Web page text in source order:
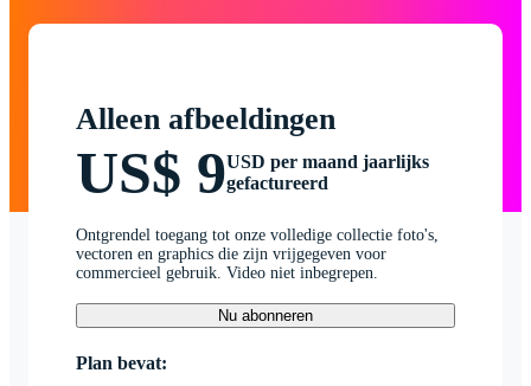
Alleen afbeeldingen
US$ 9USD per maand jaarlijks
gefactureerd
Ontgrendel toegang tot onze volledige collectie foto's,
vectoren en graphics die zijn vrijgegeven voor
commercieel gebruik. Video niet inbegrepen.
Nu abonneren
Plan bevat: